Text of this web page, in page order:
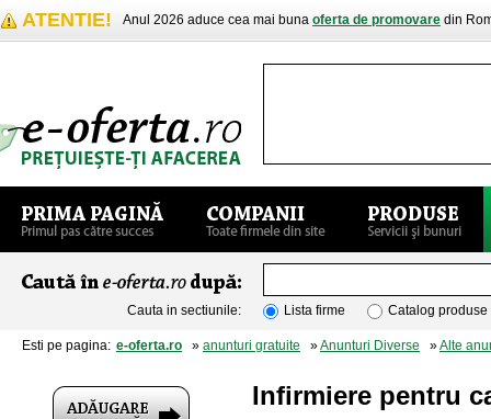
ATENTIE! Anul 2026 aduce cea mai buna oferta de promovare din
Cauta in sectiunile: Lista firme Catalog produse
Esti pe pagina: e-oferta.ro » anunturi gratuite »Anunturi Diverse »Alte
Infirmiere pentru